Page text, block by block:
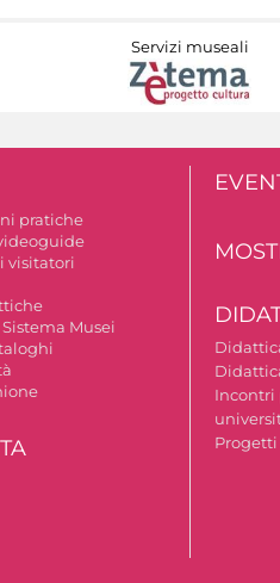
Servizi museali
pratiche
visitatori
Sistema Musei
Incontri
Progetti